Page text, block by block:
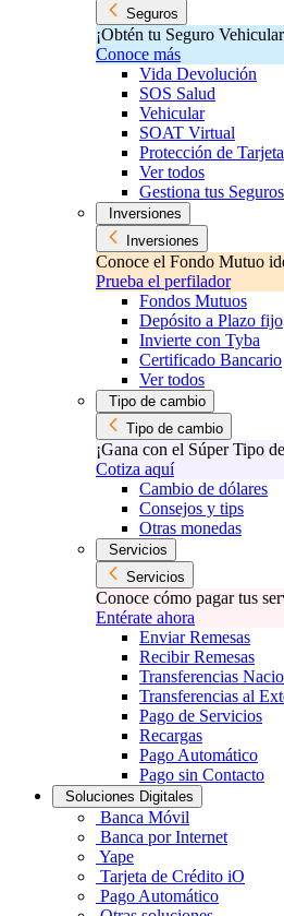
Seguros
¡Obtén tu Seguro
Conoce más
Vida Devolución
SOS Salud
Vehicular
SOAT Virtual
Protección de
Ver todos
Gestiona tus Seguros
Inversiones
Inversiones
Conoce el Fondo Mutuo
Prueba el perfilador
Fondos Mutuos
Depósito a Plazo fijo
Invierte con Tyba
Certificado Bancario
Ver todos
Tipo de cambio
Tipo de cambio
¡Gana con el Súper Tipo
Cotiza aquí
Cambio de dólares
Consejos y tips
Otras monedas
Servicios
Servicios
Conoce cómo pagar tus
Entérate ahora
Enviar Remesas
Recibir Remesas
Transferencias
Transferencias al
Pago de Servicios
Recargas
Pago Automático
Pago sin Contacto
Soluciones Digitales
Banca Móvil
Banca por Internet
Yape
Tarjeta de Crédito iO
Pago Automático